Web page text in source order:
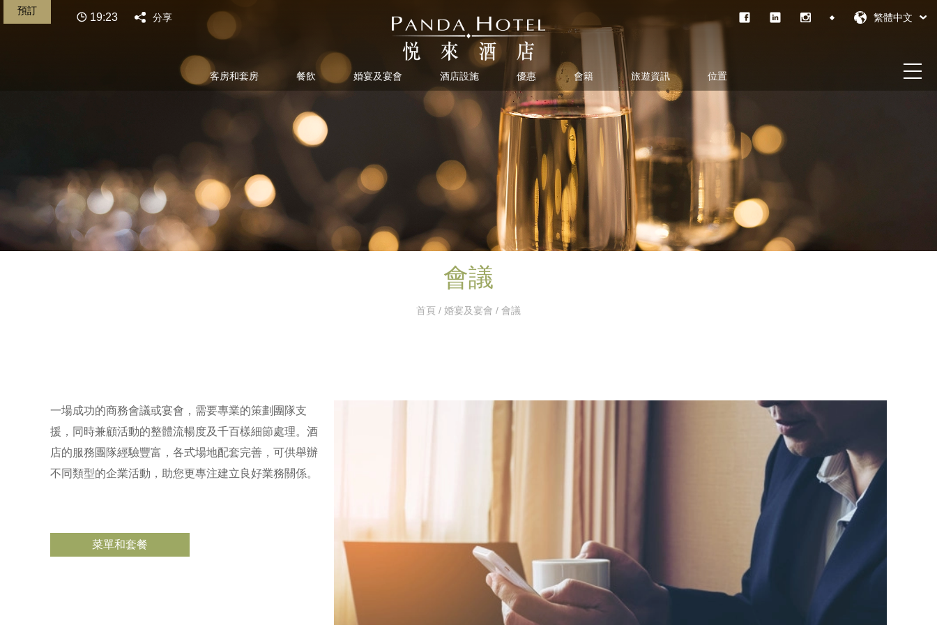
預訂
19:23 分享 繁體中文
客房和套房 餐飲 婚宴及宴會 酒店設施 優惠 會籍 旅遊資訊 位置
會議
首頁 / 婚宴及宴會 / 會議
一場成功的商務會議或宴會，需要專業的策劃團隊支
援，同時兼顧活動的整體流暢度及千百樣細節處理。酒
店的服務團隊經驗豐富，各式場地配套完善，可供舉辦
不同類型的企業活動，助您更專注建立良好業務關係。
菜單和套餐